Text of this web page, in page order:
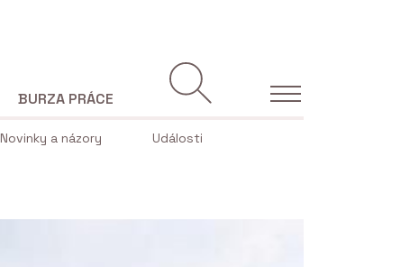
Novinky a názory Události
BURZA PRÁCE